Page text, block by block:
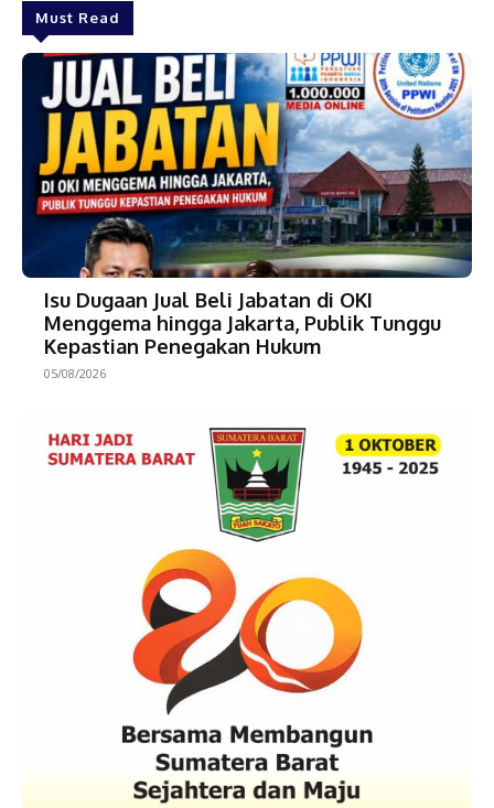
Must Read
Isu Dugaan Jual Beli Jabatan di OKI
Menggema hingga Jakarta, Publik Tunggu
Kepastian Penegakan Hukum
05/08/2026